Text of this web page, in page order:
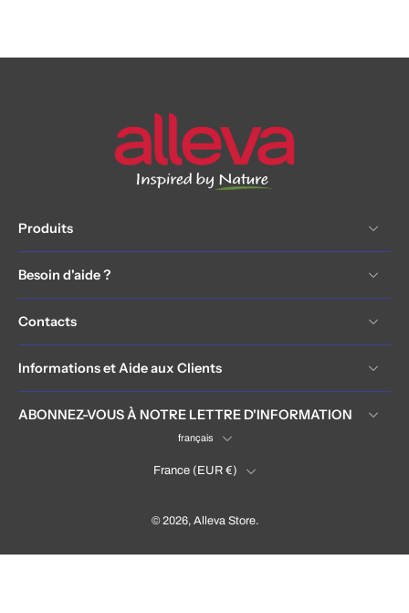
Produits
Besoin d'aide ?
Contacts
Informations et Aide aux Clients
ABONNEZ-VOUS À NOTRE LETTRE D'INFORMATION
français
France ‎(EUR €)‎
© 2026, Alleva Store.